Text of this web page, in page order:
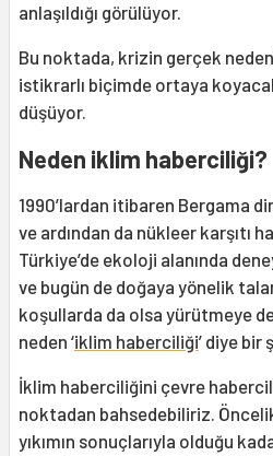
anlaşıldığı görülüyor.
Bu noktada, krizin gerçek
istikrarlı biçimde ortaya
düşüyor.
Neden iklim haberciliği?
1990’lardan itibaren Bergama
ve ardından da nükleer karşıtı
Türkiye’de ekoloji alanında
ve bugün de doğaya yönelik
koşullarda da olsa yürütmeye
neden ‘iklim haberciliği’ diye
İklim haberciliğini çevre
noktadan bahsedebiliriz.
yıkımın sonuçlarıyla olduğu